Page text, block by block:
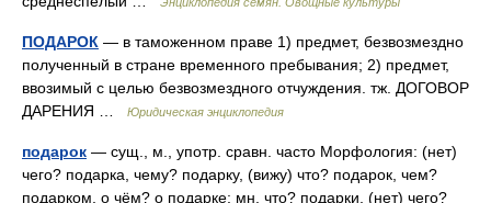
ПОДАРОК — в таможенном праве 1) предмет, безвозмездно
полученный в стране временного пребывания; 2) предмет,
ввозимый с целью безвозмездного отчуждения. тж. ДОГОВОР
ДАРЕНИЯ …
Юридическая энциклопедия
подарок — сущ., м., употр. сравн. часто Морфология: (нет)
чего? подарка, чему? подарку, (вижу) что? подарок, чем?
подарком, о чём? о подарке; мн. что? подарки, (нет) чего?